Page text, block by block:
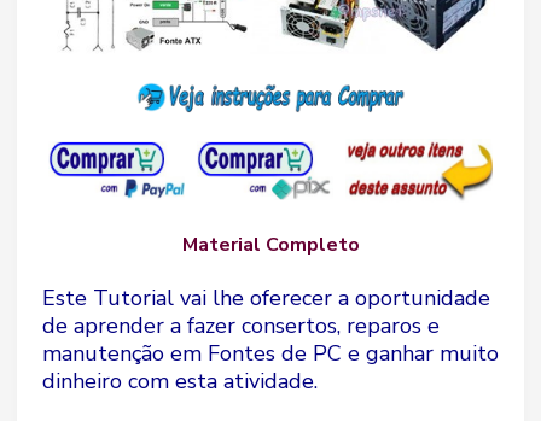
Material Completo
Este Tutorial vai lhe oferecer a oportunidade
de aprender a fazer consertos, reparos e
manutenção em Fontes de PC e ganhar muito
dinheiro com esta atividade.